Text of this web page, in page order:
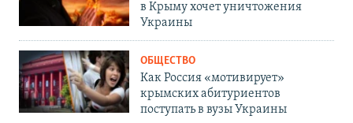
в Крыму хочет уничтожения
Украины
ОБЩЕСТВО
Как Россия «мотивирует»
крымских абитуриентов
поступать в вузы Украины